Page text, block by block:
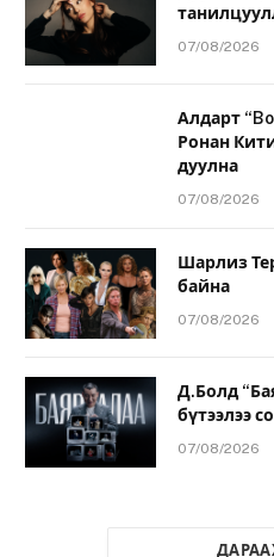
07/08/2026
Алдарт
Ронан
дуулна
07/08/2026
Шарлиз
байна
07/08/2026
Д.Болд
бүтээлээ
07/08/2026